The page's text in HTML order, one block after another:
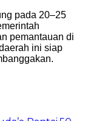
pada 20–25
pemantauan di
ini siap